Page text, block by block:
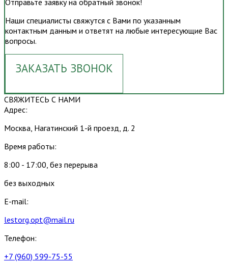
Наши специалисты свяжутся с Вами по указанным
контактным данным и ответят на любые интересующие Вас
вопросы.
ЗАКАЗАТЬ ЗВОНОК
СВЯЖИТЕСЬ С НАМИ
Адрес:
Москва, Нагатинский 1-й проезд, д. 2
Время работы:
8:00 - 17:00, без перерыва
без выходных
E-mail:
lestorg.opt@mail.ru
Телефон:
+7 (960) 599-75-55